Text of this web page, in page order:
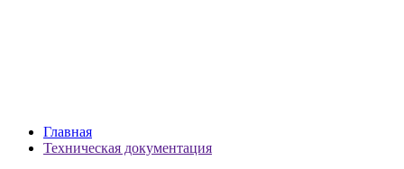
Главная
Техническая документация